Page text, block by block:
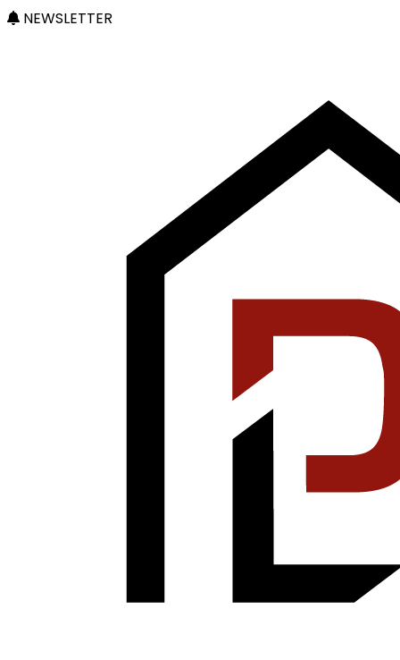
NEWSLETTER